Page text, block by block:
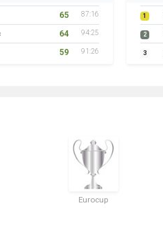
65 87:16
64 94:25
59 91:26
1
2
3
Eurocup